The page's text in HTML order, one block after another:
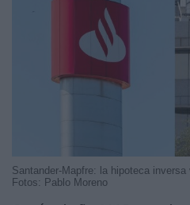
Santander-Mapfre: la hipoteca
Fotos: Pablo Moreno